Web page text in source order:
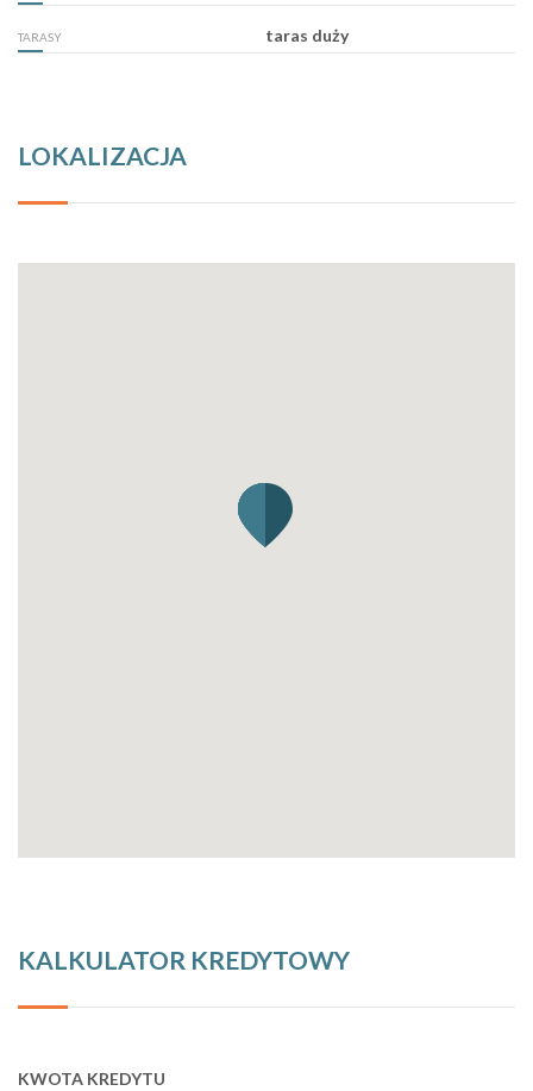
TARASY taras duży
LOKALIZACJA
KALKULATOR KREDYTOWY
KWOTA KREDYTU